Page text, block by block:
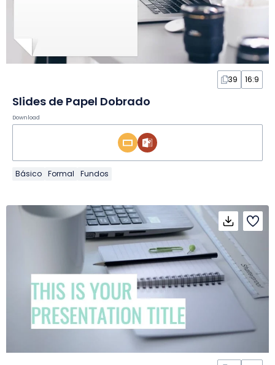
39 16:9
Slides de Papel Dobrado
Download
Básico Formal Fundos